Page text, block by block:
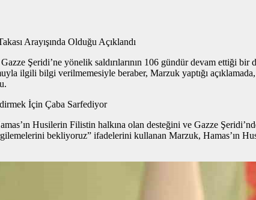
Arayışında Olduğu Açıklandı
Şeridi’ne yönelik saldırılarının 106 gündür devam ettiği bir
ilgili bilgi verilmemesiyle beraber, Marzuk yaptığı
İçin Çaba Sarfediyor
Husilerin Filistin halkına olan desteğini ve Gazze
bekliyoruz” ifadelerini kullanan Marzuk, Hamas’ın